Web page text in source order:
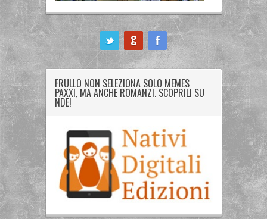
FRULLO NON SELEZIONA SOLO MEMES
PAXXI, MA ANCHE ROMANZI. SCOPRILI SU
NDE!